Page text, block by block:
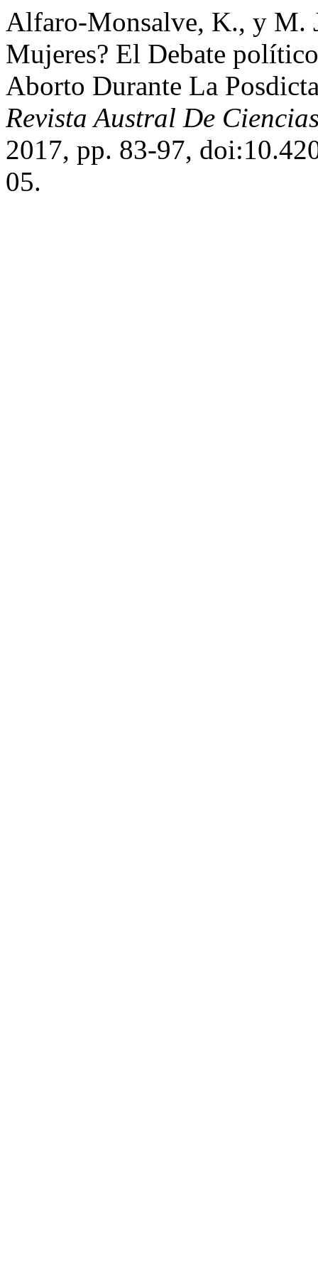
Alfaro-Monsalve, K., y M.
Mujeres? El Debate
Aborto Durante La
Revista Austral De
2017, pp. 83-97,
05.